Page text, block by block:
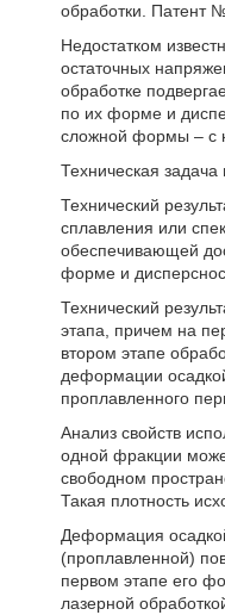
обработки. Патент
Недостатком
остаточных
обработке
по их форме и
сложной формы – с
Техническая задача
Технический
сплавления или
обеспечивающей
форме и
Технический
этапа, причем на
втором этапе
деформации
проплавленного
Анализ свойств
одной фракции
свободном
Такая плотность
Деформация
(проплавленной)
первом этапе его
лазерной